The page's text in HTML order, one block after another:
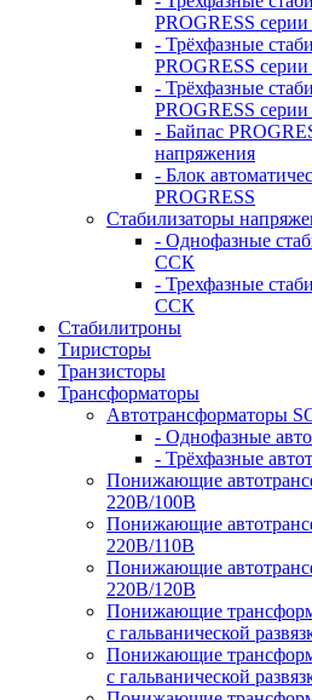
PROGRESS
- Трёхфазные
PROGRESS
- Трёхфазные
PROGRESS серии
- Байпас
напряжения
- Блок
PROGRESS
Стабилизаторы
- Однофазные
ССК
- Трехфазные
ССК
Стабилитроны
Тиристоры
Транзисторы
Трансформаторы
Автотрансформаторы
- Однофазные
- Трёхфазные
Понижающие
220В/100В
Понижающие
220В/110В
Понижающие
220В/120В
Понижающие
с гальванической
Понижающие
с гальванической